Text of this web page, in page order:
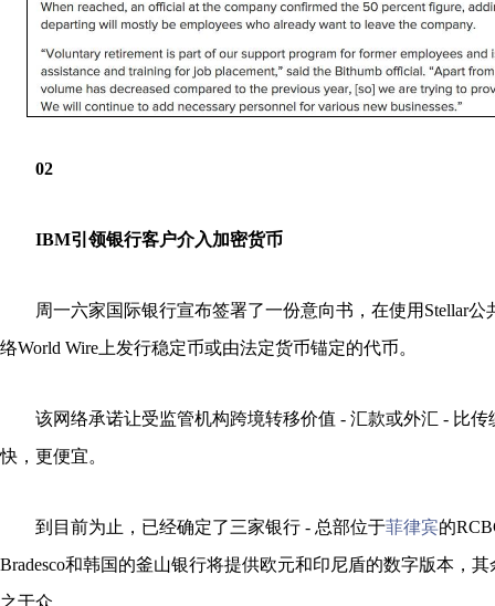
02
IBM引领银行客户介入加密货币
周一六家国际银行宣布签署了一份意向书，在使用Stellar公
络World Wire上发行稳定币或由法定货币锚定的代币。
该网络承诺让受监管机构跨境转移价值 - 汇款或外汇 - 比传
快，更便宜。
到目前为止，已经确定了三家银行 - 总部位于菲律宾的
Bradesco和韩国的釜山银行将提供欧元和印尼盾的数字版本，